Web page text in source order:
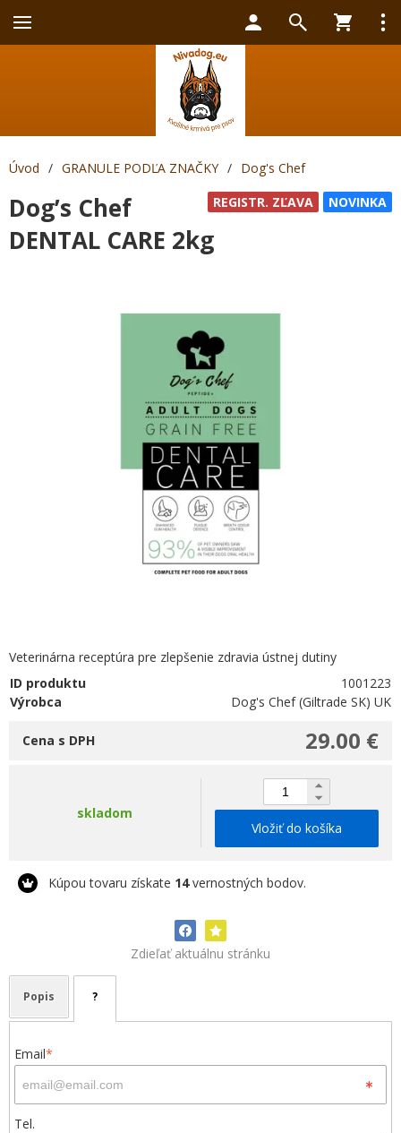
Úvod / GRANULE PODĽA ZNAČKY / Dog's Chef
NOVINKA
REGISTR. ZĽAVA
Dog’s Chef
DENTAL CARE 2kg
Veterinárna receptúra pre zlepšenie zdravia ústnej dutiny
ID produktu
1001223
Výrobca
Dog's Chef (Giltrade SK) UK
29.00 €
Cena s DPH
skladom
Vložiť do košíka
Kúpou tovaru získate 14vernostných bodov.
Zdieľať aktuálnu stránku
Popis ?
Email*
Tel.